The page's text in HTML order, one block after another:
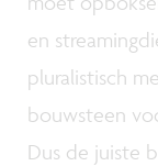
en
pluralistisch
bouwsteen
Dus de juiste